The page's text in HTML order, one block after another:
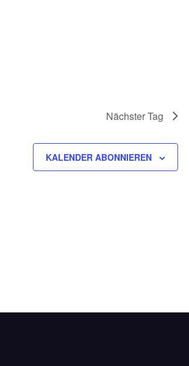
Nächster Tag
KALENDER ABONNIEREN